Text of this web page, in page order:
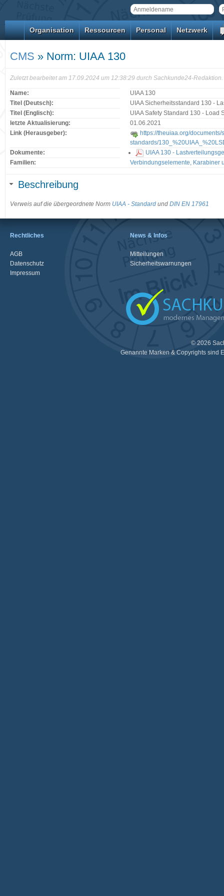
Organisation Ressourcen Personal Netzwerk
CMS » Norm: UIAA 130
Zuletzt bearbeitet am 17.09.2024 um 12:38:29 durch Sachkunde24-Redaktion.
Name:
UIAA 130
Titel (Deutsch):
UIAA Sicherheitsstandard 130 -
Titel (Englisch):
UIAA Safety Standard 130 - Load
letzte Aktualisierung:
01.06.2021
Link (Herausgeber):
https://theuiaa.org/documents/
standards/
Dokumente:
UIAA 130 -
Familien:
Verbindungselemente, Karabiner
Beschreibung
Verweis auf die übergeordnete Norm UIAA - Standard und DIN EN 17961
Rechtliches
AGB
Datenschutz
Impressum
News & Infos
Mitteilungen
Sicherheitswarnungen
© 2026
Genannte Marken & Copyrights sind